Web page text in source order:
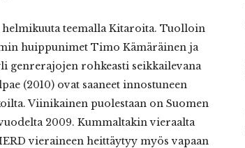
teemalla Kitaroita. Tuolloin
huippunimet Timo Kämäräinen ja
genrerajojen rohkeasti seikkailevana
(2010) ovat saaneet innostuneen
Viinikainen puolestaan on Suomen
2009. Kummaltakin vieraalta
vieraineen heittäytyy myös vapaan